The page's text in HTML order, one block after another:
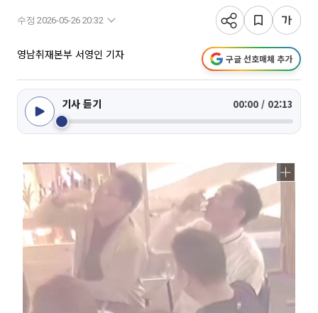
수정 2026-05-26 20:32
영남취재본부 서영인 기자 구글 선호매체 추가
기사 듣기 00:00 / 02:13